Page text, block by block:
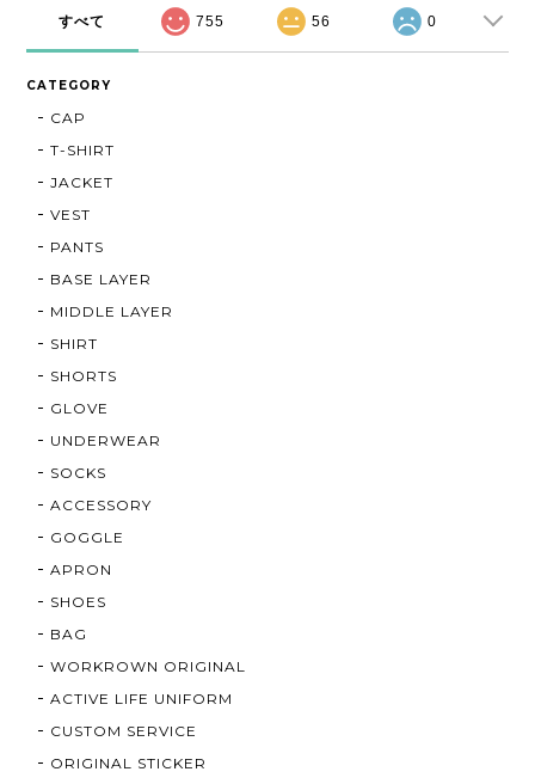
すべて 755 56 0
CATEGORY
CAP
T-SHIRT
JACKET
VEST
PANTS
BASE LAYER
MIDDLE LAYER
SHIRT
SHORTS
GLOVE
UNDERWEAR
SOCKS
ACCESSORY
GOGGLE
APRON
SHOES
BAG
WORKROWN ORIGINAL
ACTIVE LIFE UNIFORM
CUSTOM SERVICE
ORIGINAL STICKER